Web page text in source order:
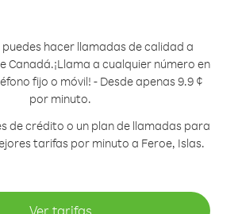
puedes hacer llamadas de calidad a
Canadá.¡Llama a cualquier número en
fijo o móvil! - Desde apenas 9.9 ¢
por minuto.
de crédito o un plan de llamadas para
tarifas por minuto a Feroe, Islas.
Ver tarifas